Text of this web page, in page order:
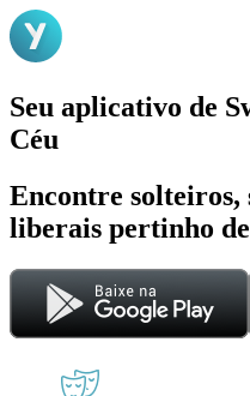
Seu aplicativo de
Céu
Encontre solteiros,
liberais pertinho